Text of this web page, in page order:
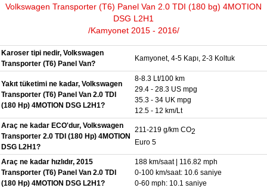
Volkswagen Transporter (T6) Panel Van 2.0 TDI (180 bg) 4MOTION
DSG L2H1
/Kamyonet 2015 - 2016/
Karoser tipi nedir, Volkswagen
Transporter (T6) Panel Van?
Kamyonet, 4-5 Kapı, 2-3 Koltuk
Yakıt tüketimi ne kadar, Volkswagen
Transporter (T6) Panel Van 2.0 TDI
(180 Hp) 4MOTION DSG L2H1?
8-8.3 Lt/100 km
29.4 - 28.3 US mpg
35.3 - 34 UK mpg
12.5 - 12 km/Lt
Araç ne kadar ECO'dur, Volkswagen
Transporter 2.0 TDI (180 Hp) 4MOTION
DSG L2H1?
211-219 g/km CO2
Euro 5
Araç ne kadar hızlıdır, 2015
Transporter (T6) Panel Van 2.0 TDI
(180 Hp) 4MOTION DSG L2H1?
188 km/saat | 116.82 mph
0-100 km/saat: 10.6 saniye
0-60 mph: 10.1 saniye